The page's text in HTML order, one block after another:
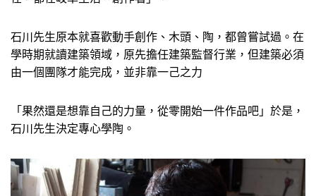
石川先生原本就喜歡動手創作、木頭、陶，都曾嘗試過。在
學時期就讀建築領域，原先擔任建築監督行業，但建築必須
由一個團隊才能完成，並非靠一己之力
「果然還是想靠自己的力量，從零開始一件作品吧」於是，
石川先生決定專心學陶。